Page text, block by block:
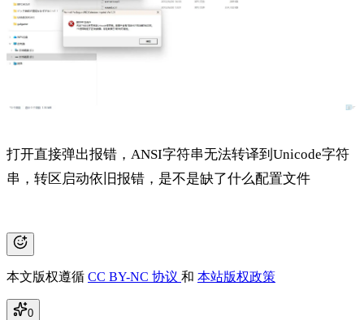
打开直接弹出报错，ANSI字符串无法转译到Unicode字符
串，转区启动依旧报错，是不是缺了什么配置文件
本文版权遵循 CC BY-NC 协议 和 本站版权政策
0